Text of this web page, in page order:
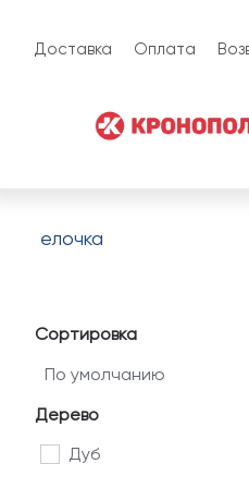
Доставка Оплата
елочка
Сортировка
Дерево
Дуб